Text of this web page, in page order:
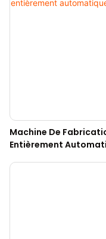
Machine De
Entièrement